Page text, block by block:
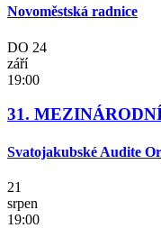
Novoměstská radnice
DO 24
září
19:00
31.
Svatojakubské Audite
21
srpen
19:00